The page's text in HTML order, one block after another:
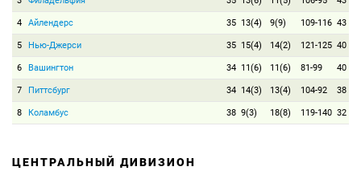
4 Айлендерс 35 13(4) 9(9) 109-116 43
5 Нью-Джерси 35 15(4) 14(2) 121-125 40
6 Вашингтон 34 11(6) 11(6) 81-99 40
7 Питтсбург 34 14(3) 13(4) 104-92 38
8 Коламбус 38 9(3) 18(8) 119-140 32
ЦЕНТРАЛЬНЫЙ ДИВИЗИОН